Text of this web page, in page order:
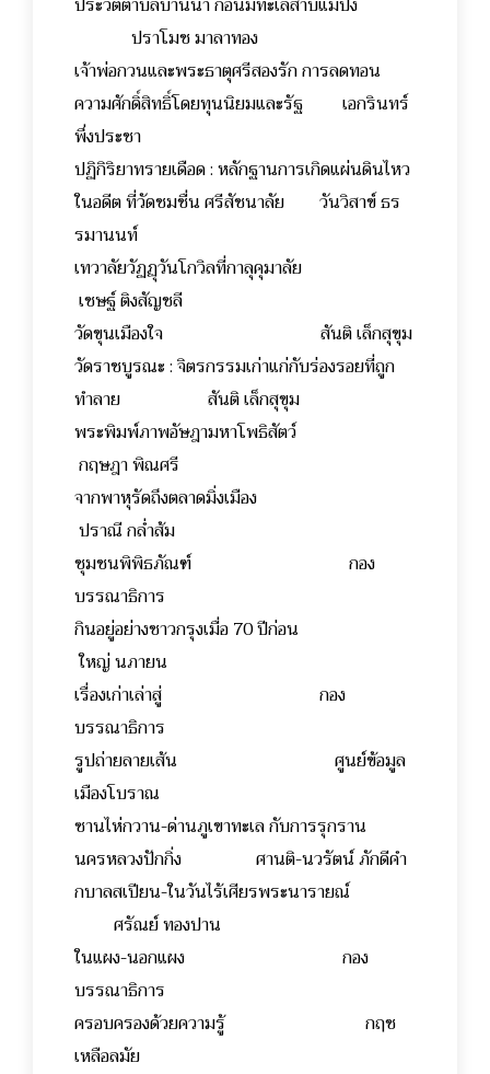
ปราโมช มาลาทอง
เจ้าพ่อกวนและพระธาตุศรีสองรัก การลดทอน
ความศักดิ์สิทธิ์โดยทุนนิยมและรัฐ เอกรินทร์
พึ่งประชา
ปฏิกิริยาทรายเดือด : หลักฐานการเกิดแผ่นดินไหว
ในอดีต ที่วัดชมชื่น ศรีสัชนาลัย วันวิสาข์ ธร
รมานนท์
เทวาลัยวัฏฏุวันโกวิลที่กาลุคุมาลัย
เชษฐ์ ติงสัญชลี
วัดขุนเมืองใจ สันติ เล็กสุขุม
วัดราชบูรณะ : จิตรกรรมเก่าแก่กับร่องรอยที่ถูก
ทำลาย สันติ เล็กสุขุม
พระพิมพ์ภาพอัษฎามหาโพธิสัตว์
กฤษฎา พิณศรี
จากพาหุรัดถึงตลาดมิ่งเมือง
ปราณี กล่ำส้ม
ชุมชนพิพิธภัณฑ์ กอง
บรรณาธิการ
กินอยู่อย่างชาวกรุงเมื่อ 70 ปีก่อน
ใหญ่ นภายน
เรื่องเก่าเล่าสู่ กอง
บรรณาธิการ
รูปถ่ายลายเส้น ศูนย์ข้อมูล
เมืองโบราณ
ซานไห่กวาน-ด่านภูเขาทะเล กับการรุกราน
นครหลวงปักกิ่ง ศานติ-นวรัตน์ ภักดีคำ
กบาลสเปียน-ในวันไร้เศียรพระนารายณ์
ศรัณย์ ทองปาน
ในแผง-นอกแผง กอง
บรรณาธิการ
ครอบครองด้วยความรู้ กฤช
เหลือลมัย